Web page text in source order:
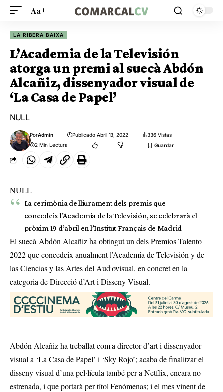
Aa
LA RIBERA BAIXA
L’Academia de la Televisión
atorga un premi al suecà Abdón
Alcañiz, dissenyador visual de
‘La Casa de Papel’
NULL
PorAdmin Publicado Abril 13, 2022
336 Vistas
2 Min Lectura
NULL
La cerimònia de lliurament dels premis que
concedeix l’Academia de la Televisión, se celebrarà el
pròxim 19 d’abril en l’Institut Français de Madrid
El suecà Abdón Alcañiz ha obtingut un dels Premios Talento
2022 que concedeix anualment l’Academia de Televisión y de
las Ciencias y las Artes del Audiovisual, en concret en la
categoria de Direcció d’Art i Disseny Visual.
Abdón Alcañiz ha treballat com a director d’art i dissenyador
visual a ‘La Casa de Papel’ i ‘Sky Rojo’; acaba de finalitzar el
disseny visual d’una pel·lícula també per a Netflix, encara no
estrenada, i que portarà per títol Fenómenas; i el mes vinent de